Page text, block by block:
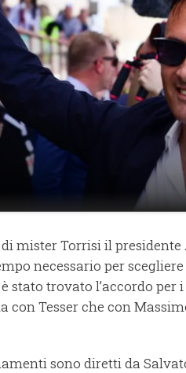
di mister Torrisi il
necessario per
stato trovato l’accordo
Tesser che con
sono diretti da